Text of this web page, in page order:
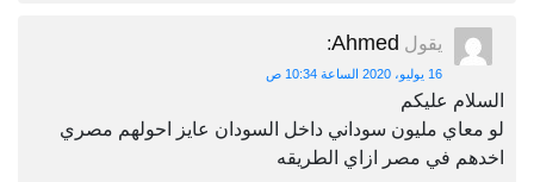
يقول Ahmed
:
16 يوليو، 2020 الساعة 10:34 ص
السلام عليكم
لو معاي مليون سوداني داخل السودان عايز احولهم مصري
اخدهم في مصر ازاي الطريقه